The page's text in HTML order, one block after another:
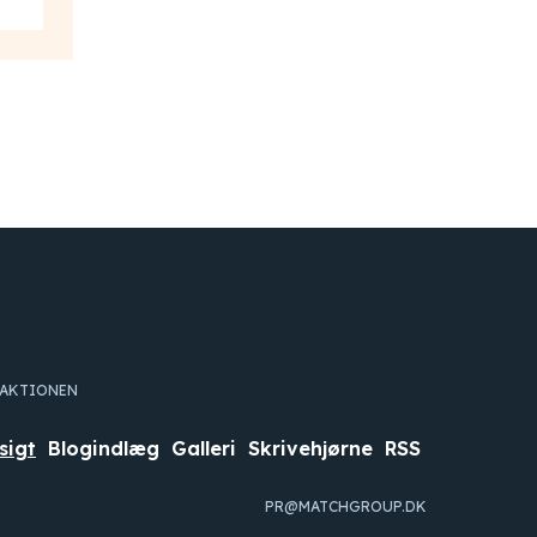
Blogindlæg Galleri Skrivehjørne RSS
PR@MATCHGROUP.DK